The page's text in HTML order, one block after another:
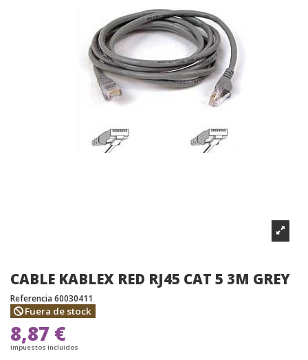
CABLE KABLEX RED RJ45 CAT 5 3M GREY
Referencia 60030411
Fuera de stock
8,87 €
Impuestos incluidos